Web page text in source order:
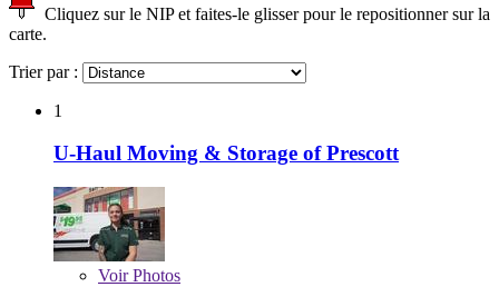
Cliquez sur le NIP et faites-le glisser pour le repositionner sur la
carte.
Trier par :
1
U-Haul Moving & Storage of Prescott
VoirPhotos